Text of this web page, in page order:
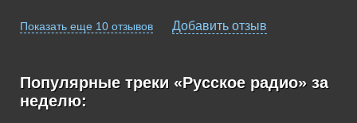
Показать еще 10 отзывов Добавить отзыв
Популярные треки «Русское радио» за
неделю: